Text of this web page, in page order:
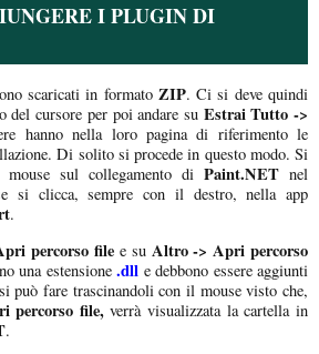
I PLUGIN DI
scaricati in formatoZIP. Ci si deve quindi
del cursore per poi andare suEstrai Tutto ->
hanno nella loro pagina di riferimento le
Di solito si procede in questo modo. Si
sul collegamento di Paint.NETnel
si clicca, sempre con il destro, nella app
.
percorso file e su Altro -> Apri percorso
una estensione.dll e debbono essere aggiunti
può fare trascinandoli con il mouse visto che,
percorso file,verrà visualizzata la cartella in
.